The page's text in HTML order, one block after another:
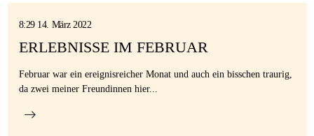
8:29 14. März 2022
ERLEBNISSE IM FEBRUAR
Februar war ein ereignisreicher Monat und auch ein bisschen traurig,
da zwei meiner Freundinnen hier...